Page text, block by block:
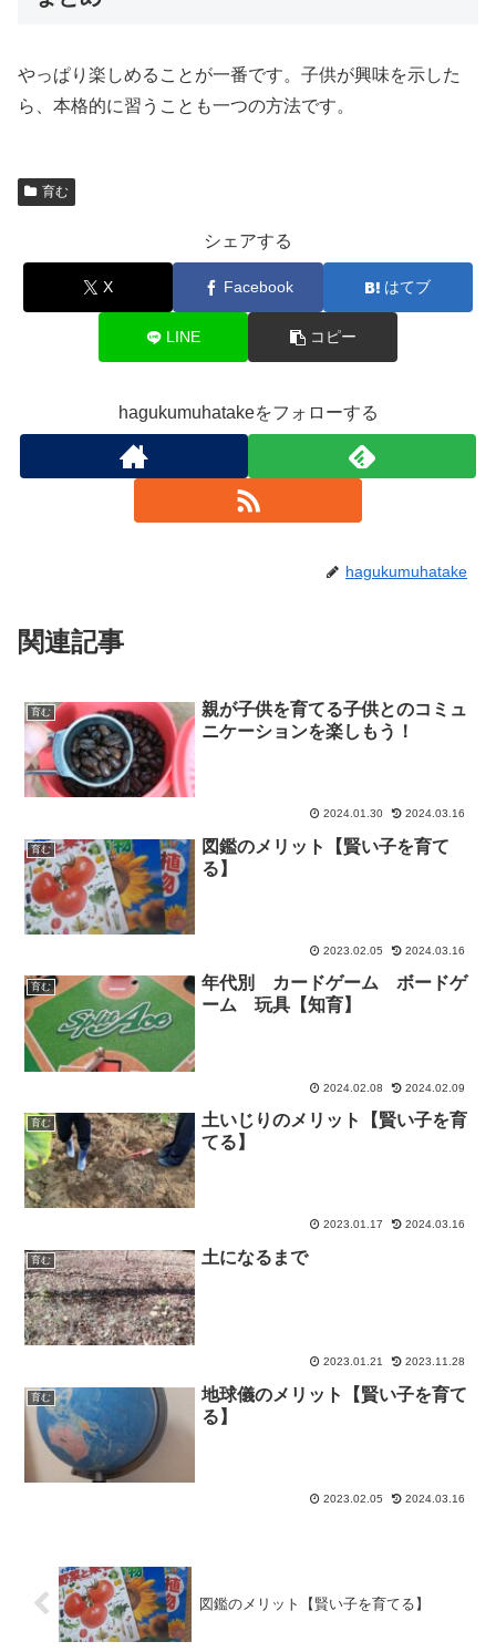
やっぱり楽しめることが一番です。子供が興味を示した
ら、本格的に習うことも一つの方法です。
育む
シェアする
X Facebook はてブ
LINE コピー
hagukumuhatakeをフォローする
hagukumuhatake
関連記事
育む
親が子供を育てる子供とのコミュ
ニケーションを楽しもう！
2024.01.30 2024.03.16
育む
図鑑のメリット【賢い子を育て
る】
2023.02.05 2024.03.16
育む
年代別 カードゲーム ボードゲ
ーム 玩具【知育】
2024.02.08 2024.02.09
育む
土いじりのメリット【賢い子を育
てる】
2023.01.17 2024.03.16
育む 土になるまで
2023.01.21 2023.11.28
育む
地球儀のメリット【賢い子を育て
る】
2023.02.05 2024.03.16
図鑑のメリット【賢い子を育てる】